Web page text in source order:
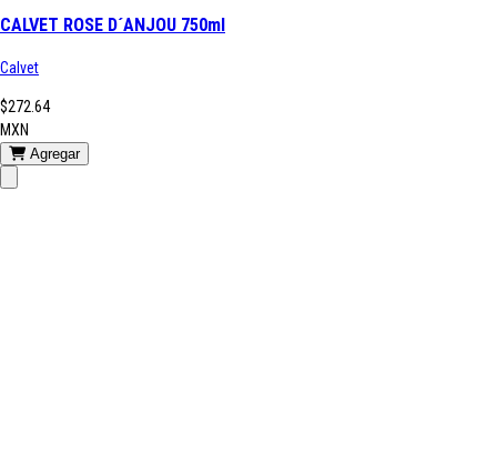
CALVET ROSE D´ANJOU 750ml
Calvet
$272.64
MXN
Agregar